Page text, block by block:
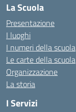
La Scuola
Presentazione
I luoghi
I numeri della scuola
Le carte della scuola
Organizzazione
La storia
I Servizi